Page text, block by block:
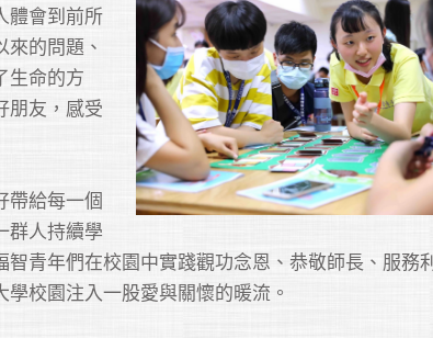
體會到前所
的問題、
生命的方
朋友，感受
帶給每一個
群人持續學
青年們在校園中實踐觀功念恩、恭敬師長、服務
校園注入一股愛與關懷的暖流。